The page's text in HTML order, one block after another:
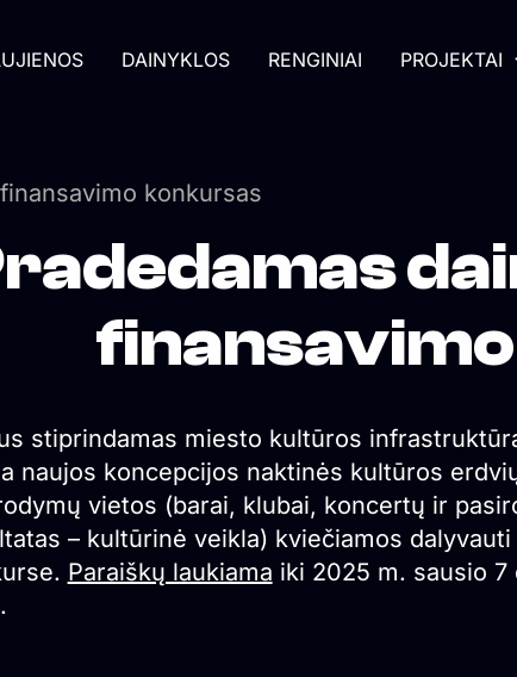
DAINYKLOS RENGINIAI PROJEKTAI
konkursas
stiprindamas miesto kultūros
naujos koncepcijos naktinės kultūros
vietos (barai, klubai, koncertų ir
– kultūrinė veikla) kviečiamos
Paraiškų laukiama iki 2025 m. sausio